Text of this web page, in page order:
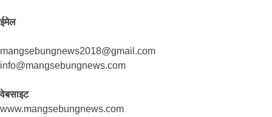
ईमेल
mangsebungnews2018@gmail.com
info@mangsebungnews.com
वेबसाइट
www.mangsebungnews.com